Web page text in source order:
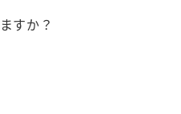
すか？